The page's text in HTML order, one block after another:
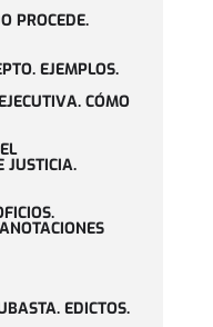
PROCEDE.
EJEMPLOS.
CÓMO
JUSTICIA.
EDICTOS.